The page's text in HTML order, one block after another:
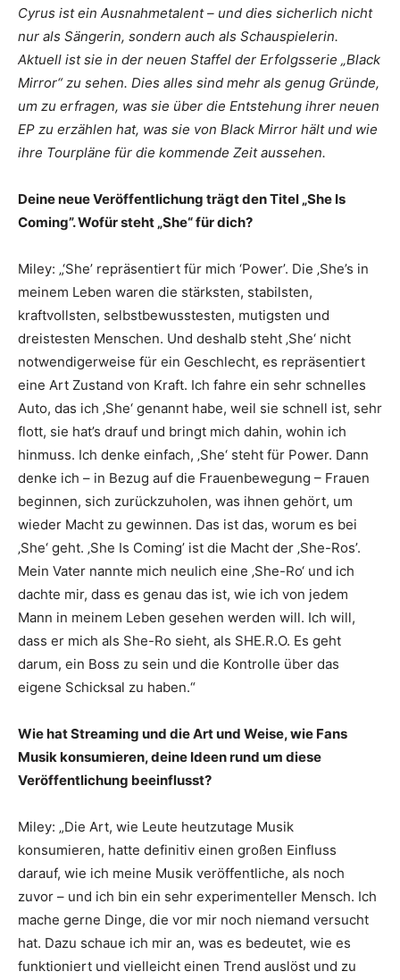
Cyrus ist ein Ausnahmetalent – und dies sicherlich nicht
nur als Sängerin, sondern auch als Schauspielerin.
Aktuell ist sie in der neuen Staffel der Erfolgsserie „Black
Mirror“ zu sehen. Dies alles sind mehr als genug Gründe,
um zu erfragen, was sie über die Entstehung ihrer neuen
EP zu erzählen hat, was sie von Black Mirror hält und wie
ihre Tourpläne für die kommende Zeit aussehen.
Deine neue Veröffentlichung trägt den Titel „She Is
Coming”. Wofür steht „She“ für dich?
Miley: „‘She’ repräsentiert für mich ‘Power’. Die ‚She’s in
meinem Leben waren die stärksten, stabilsten,
kraftvollsten, selbstbewusstesten, mutigsten und
dreistesten Menschen. Und deshalb steht ‚She‘ nicht
notwendigerweise für ein Geschlecht, es repräsentiert
eine Art Zustand von Kraft. Ich fahre ein sehr schnelles
Auto, das ich ‚She‘ genannt habe, weil sie schnell ist, sehr
flott, sie hat’s drauf und bringt mich dahin, wohin ich
hinmuss. Ich denke einfach, ‚She‘ steht für Power. Dann
denke ich – in Bezug auf die Frauenbewegung – Frauen
beginnen, sich zurückzuholen, was ihnen gehört, um
wieder Macht zu gewinnen. Das ist das, worum es bei
‚She‘ geht. ‚She Is Coming’ ist die Macht der ‚She-Ros’.
Mein Vater nannte mich neulich eine ‚She-Ro‘ und ich
dachte mir, dass es genau das ist, wie ich von jedem
Mann in meinem Leben gesehen werden will. Ich will,
dass er mich als She-Ro sieht, als SHE.R.O. Es geht
darum, ein Boss zu sein und die Kontrolle über das
eigene Schicksal zu haben.“
Wie hat Streaming und die Art und Weise, wie Fans
Musik konsumieren, deine Ideen rund um diese
Veröffentlichung beeinflusst?
Miley: „Die Art, wie Leute heutzutage Musik
konsumieren, hatte definitiv einen großen Einfluss
darauf, wie ich meine Musik veröffentliche, als noch
zuvor – und ich bin ein sehr experimenteller Mensch. Ich
mache gerne Dinge, die vor mir noch niemand versucht
hat. Dazu schaue ich mir an, was es bedeutet, wie es
funktioniert und vielleicht einen Trend auslöst und zu